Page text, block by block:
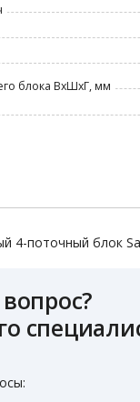
блока ВxШxГ, мм
4-поточный блок